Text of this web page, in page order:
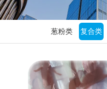
葱粉类 复合类